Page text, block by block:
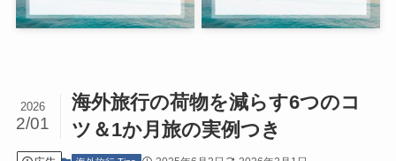
海外旅行の荷物を減らす6つのコ
ツ＆1か月旅の実例つき
2026
2/01